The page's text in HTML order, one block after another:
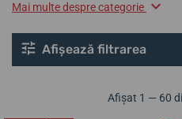
Mai multe despre categorie
Afișează filtrarea
Afișat 1 — 60